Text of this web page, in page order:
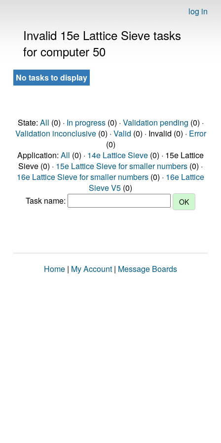
log in
Invalid 15e Lattice Sieve tasks
for computer 50
No tasks to display
State: All (0) · In progress(0) · Validation pending (0) ·
Validation inconclusive(0) · Valid (0) · Invalid (0) · Error
(0)
Application: All (0) · 14e Lattice Sieve (0) · 15e Lattice
Sieve (0) · 15e Lattice Sieve for smaller numbers (0) ·
16e Lattice Sieve for smaller numbers (0) · 16e Lattice
Sieve V5 (0)
Task name:
Home | My Account | Message Boards